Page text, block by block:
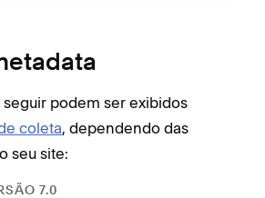
seguir podem ser exibidos
coleta, dependendo das
seu site:
7.0